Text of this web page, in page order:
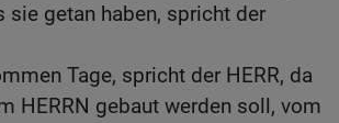
sie getan haben, spricht der
Tage, spricht der HERR, da
HERRN gebaut werden soll, vom